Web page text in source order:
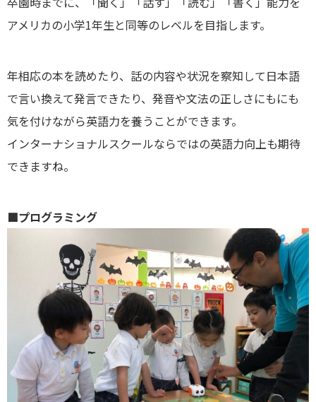
アメリカの小学1年生と同等のレベルを目指します。
年相応の本を読めたり、話の内容や状況を察知して日本語
で言い換えて発言できたり、発音や文法の正しさにもにも
気を付けながら英語力を養うことができます。
インターナショナルスクールならではの英語力向上も期待
できますね。
■プログラミング